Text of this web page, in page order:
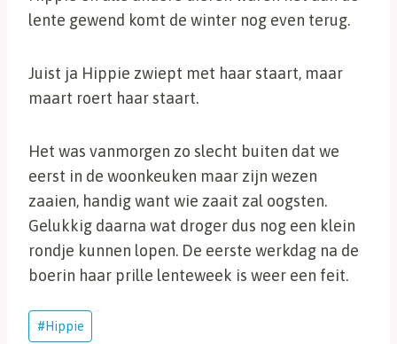
lente gewend komt de winter nog even terug.
Juist ja Hippie zwiept met haar staart, maar
maart roert haar staart.
Het was vanmorgen zo slecht buiten dat we
eerst in de woonkeuken maar zijn wezen
zaaien, handig want wie zaait zal oogsten.
Gelukkig daarna wat droger dus nog een klein
rondje kunnen lopen. De eerste werkdag na de
boerin haar prille lenteweek is weer een feit.
Bericht
tags:
#Hippie